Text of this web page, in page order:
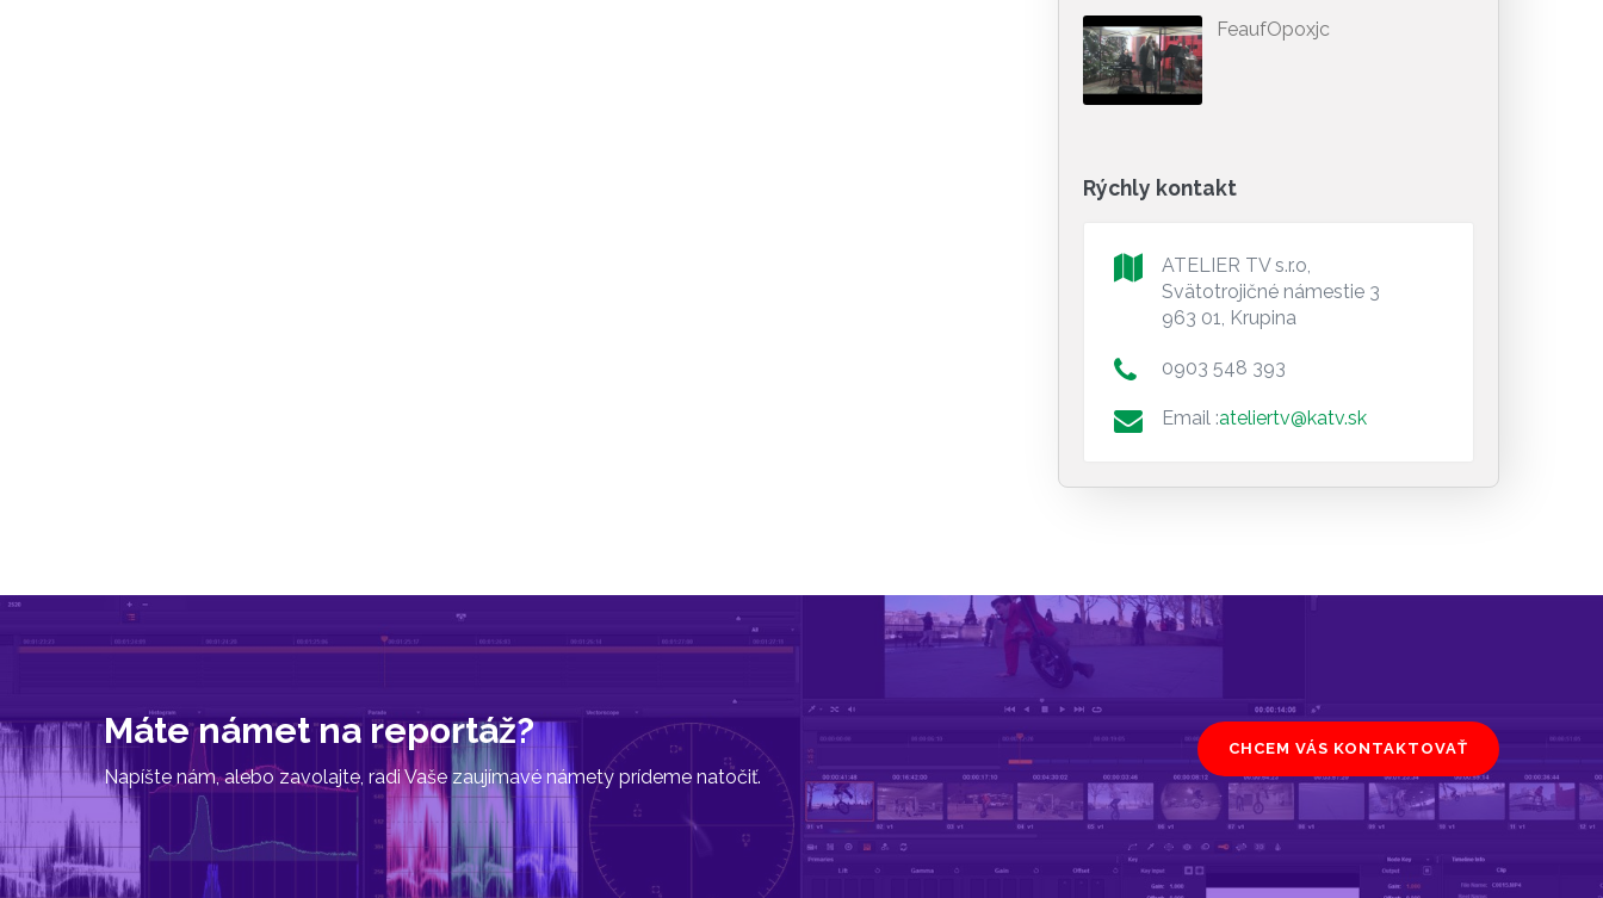
FeaufOpoxjc
Rýchly kontakt
ATELIER TV s.r.o,
Svätotrojičné námestie 3
963 01, Krupina
0903 548 393
Email :ateliertv@katv.sk
Máte námet na reportáž?
Napíšte nám, alebo zavolajte, radi Vaše zaujímavé námety prídeme natočiť.
CHCEM VÁS KONTAKTOVAŤ